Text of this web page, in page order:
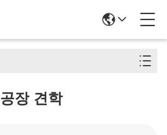
공장 견학